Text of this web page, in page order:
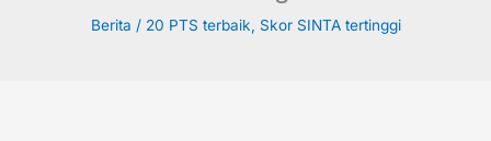
Berita / 20 PTS terbaik, Skor SINTA tertinggi